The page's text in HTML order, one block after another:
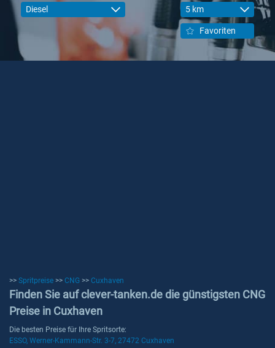
Diesel 5 km
Favoriten
>> Spritpreise >> CNG >> Cuxhaven
Finden Sie auf clever-tanken.de die günstigsten CNG
Preise in Cuxhaven
Die besten Preise für Ihre Spritsorte:
ESSO, Werner-Kammann-Str. 3-7, 27472 Cuxhaven